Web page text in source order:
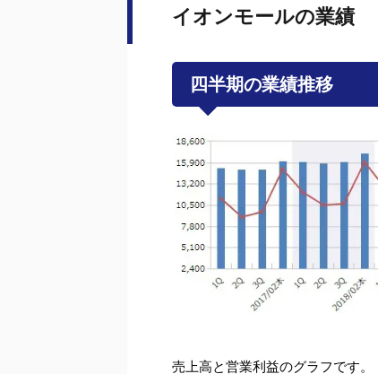
イオンモールの業績
四半期の業績推移
売上高と営業利益のグラフです。